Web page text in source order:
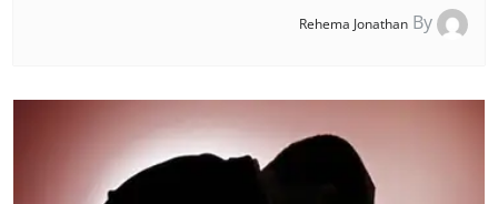
By
Rehema Jonathan